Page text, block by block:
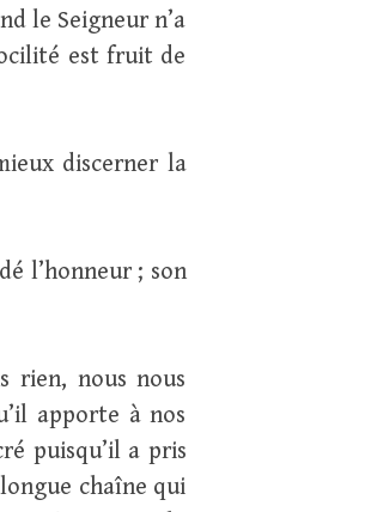
le Seigneur n’a
est fruit de
discerner la
l’honneur ; son
rien, nous nous
apporte à nos
puisqu’il a pris
chaîne qui